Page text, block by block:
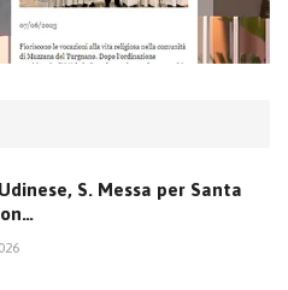
S. Messa per Santa